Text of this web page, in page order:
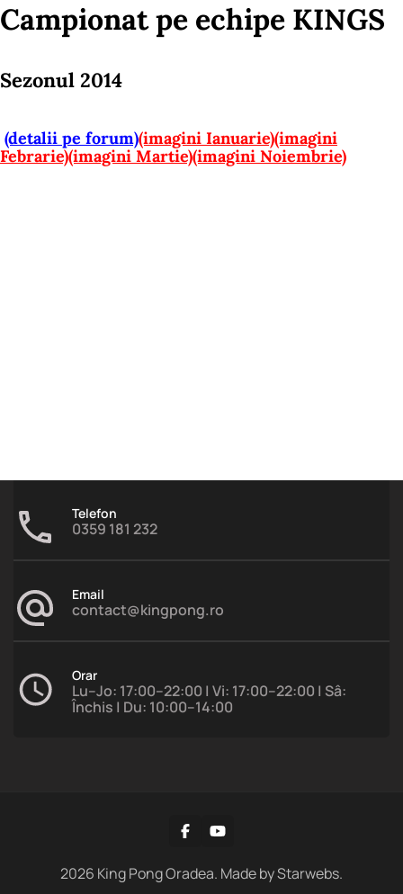
Campionat pe echipe KINGS
Sezonul 2014
(detalii pe forum)(imagini Ianuarie)(imagini
Febrarie)(imagini Martie)(imagini Noiembrie)
Telefon
0359 181 232
Email
contact@kingpong.ro
Orar
Lu–Jo: 17:00–22:00 | Vi: 17:00–22:00 | Sâ:
Închis | Du: 10:00–14:00
2026 King Pong Oradea. Made byStarwebs.